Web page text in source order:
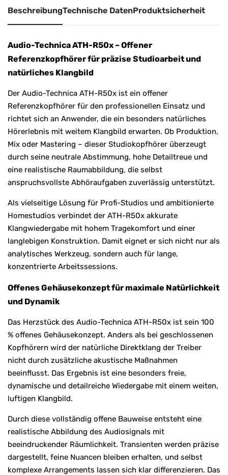
:BeschreibungTechnische DatenProduktsicherheit
Audio-Technica ATH-R50x – Offener
Referenzkopfhörer für präzise Studioarbeit und
natürliches Klangbild
Der Audio-Technica ATH-R50x ist ein offener
Referenzkopfhörer für den professionellen Einsatz und
richtet sich an Anwender, die ein besonders natürliches
Hörerlebnis mit weitem Klangbild erwarten. Ob Produktion,
Mix oder Mastering – dieser Studiokopfhörer überzeugt
durch seine neutrale Abstimmung, hohe Detailtreue und
eine realistische Raumabbildung, die selbst
anspruchsvollste Abhöraufgaben zuverlässig unterstützt.
Als vielseitige Lösung für Profi-Studios und ambitionierte
Homestudios verbindet der ATH-R50x akkurate
Klangwiedergabe mit hohem Tragekomfort und einer
langlebigen Konstruktion. Damit eignet er sich nicht nur als
analytisches Werkzeug, sondern auch für lange,
konzentrierte Arbeitssessions.
Offenes Gehäusekonzept für maximale Natürlichkeit
und Dynamik
Das Herzstück des Audio-Technica ATH-R50x ist sein 100
% offenes Gehäusekonzept. Anders als bei geschlossenen
Kopfhörern wird der natürliche Direktklang der Treiber
nicht durch zusätzliche akustische Maßnahmen
beeinflusst. Das Ergebnis ist eine besonders freie,
dynamische und detailreiche Wiedergabe mit einem weiten,
luftigen Klangbild.
Durch diese vollständig offene Bauweise entsteht eine
realistische Abbildung des Audiosignals mit
beeindruckender Räumlichkeit. Transienten werden präzise
dargestellt, feine Nuancen bleiben erhalten, und selbst
komplexe Arrangements lassen sich klar differenzieren. Das